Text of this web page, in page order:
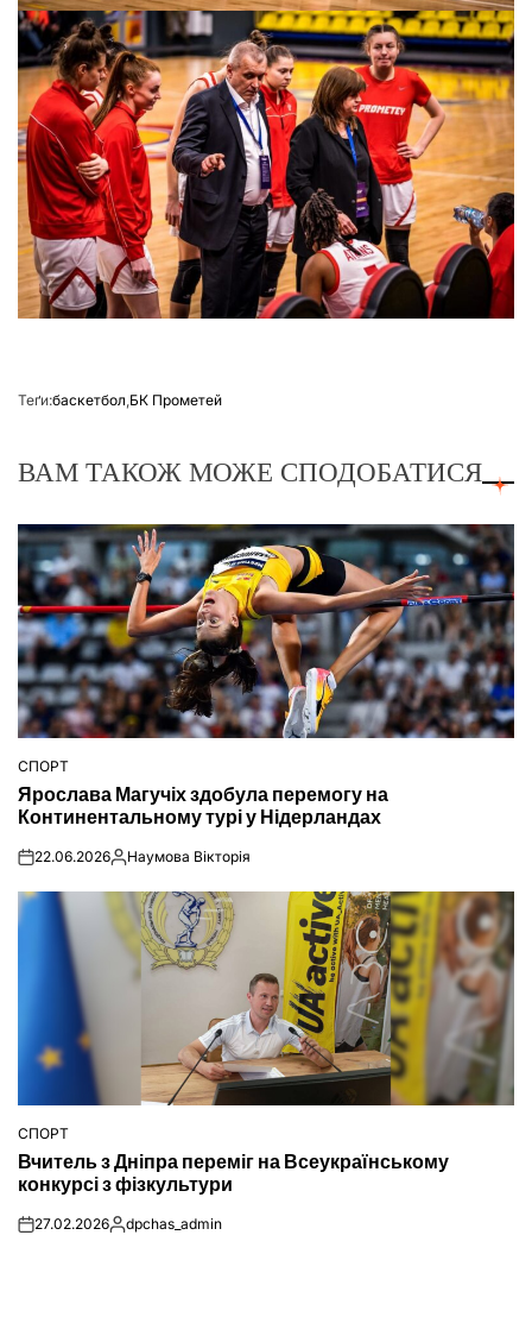
Теґи:баскетбол,БК Прометей
ВАМ ТАКОЖ МОЖЕ СПОДОБАТИСЯ
ОПУБЛІКУВАТИ
У
СПОРТ
Ярослава Магучіх здобула перемогу на
Континентальному турі у Нідерландах
on22.06.2026Опубліковано
Наумова Вікторія
ОПУБЛІКУВАТИ
У
СПОРТ
Вчитель з Дніпра переміг на Всеукраїнському
конкурсі з фізкультури
on27.02.2026Опубліковано
dpchas_admin